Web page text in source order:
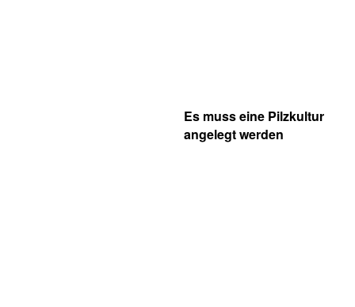
Es muss eine Pilzkultur
angelegt werden